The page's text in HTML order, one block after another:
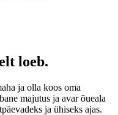
loeb.
ja olla koos oma
majutus ja avar õueala
ja ühiseks ajas.